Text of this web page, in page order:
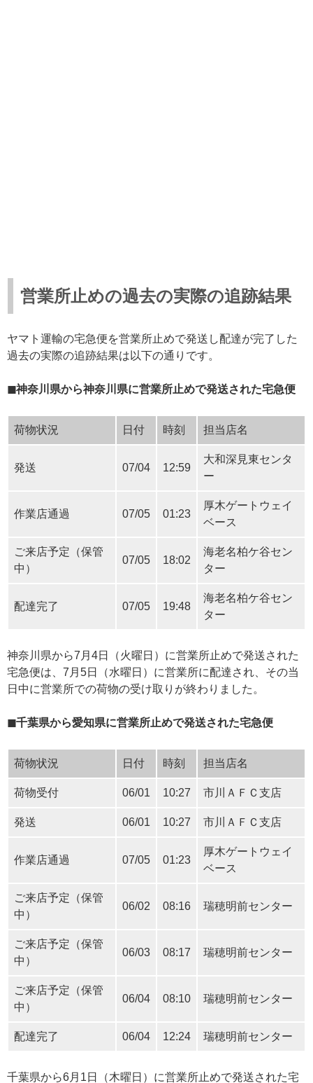
営業所止めの過去の実際の追跡結果
ヤマト運輸の宅急便を営業所止めで発送し配達が完了した
過去の実際の追跡結果は以下の通りです。
◼︎神奈川県から神奈川県に営業所止めで発送された宅急便
荷物状況 日付 時刻 担当店名
発送 07/04 12:59
大和深見東センタ
ー
作業店通過 07/05 01:23
厚木ゲートウェイ
ベース
ご来店予定（保管
中）
07/05 18:02
海老名柏ケ谷セン
ター
配達完了 07/05 19:48
海老名柏ケ谷セン
ター
神奈川県から7月4日（火曜日）に営業所止めで発送された
宅急便は、7月5日（水曜日）に営業所に配達され、その当
日中に営業所での荷物の受け取りが終わりました。
◼︎千葉県から愛知県に営業所止めで発送された宅急便
荷物状況 日付 時刻 担当店名
荷物受付 06/01 10:27 市川ＡＦＣ支店
発送 06/01 10:27 市川ＡＦＣ支店
作業店通過 07/05 01:23
厚木ゲートウェイ
ベース
ご来店予定（保管
中）
06/02 08:16 瑞穂明前センター
ご来店予定（保管
中）
06/03 08:17 瑞穂明前センター
ご来店予定（保管
中）
06/04 08:10 瑞穂明前センター
配達完了 06/04 12:24 瑞穂明前センター
千葉県から6月1日（木曜日）に営業所止めで発送された宅